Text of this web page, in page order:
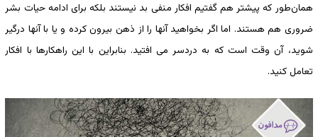
همان‌طور که پیشتر هم گفتیم افکار منفی بد نیستند بلکه برای ادامه حیات بشر
ضروری هم هستند. اما اگر بخواهید آنها را از ذهن بیرون کرده و یا با آنها درگیر
شوید، آن وقت است که به دردسر می افتید. بنابراین با این راهکارها با افکار
تعامل کنید.